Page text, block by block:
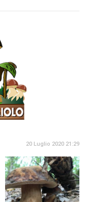
20 Luglio 2020 21:29